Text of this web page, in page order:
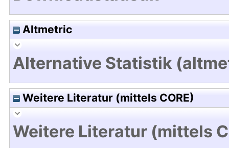
Altmetric
Alternative Statistik
Weitere Literatur (mittels CORE)
Weitere Literatur (mittels